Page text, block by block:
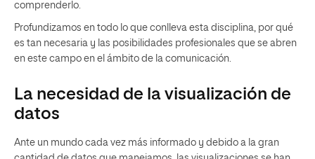
comprenderlo.
Profundizamos en todo lo que conlleva esta disciplina, por qué
es tan necesaria y las posibilidades profesionales que se abren
en este campo en el ámbito de la comunicación.
La necesidad de la visualización de
datos
Ante un mundo cada vez más informado y debido a la gran